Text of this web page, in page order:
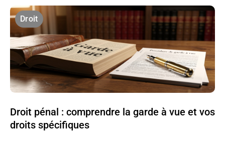
Droit
Droit pénal : comprendre la garde à vue et vos
droits spécifiques